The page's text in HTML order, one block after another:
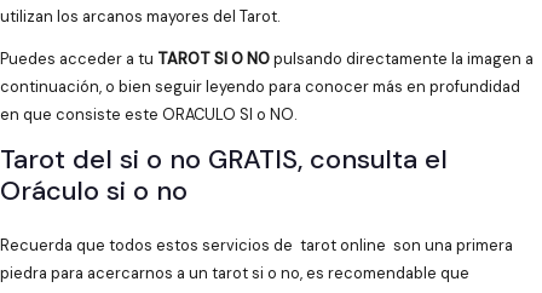
utilizan los arcanos mayores del Tarot.
Puedes acceder a tu TAROT SI O NOpulsando directamente la imagen a
continuación, o bien seguir leyendo para conocer más en profundidad
en que consiste este ORACULO SI o NO.
Tarot del si o no GRATIS, consulta el
Oráculo si o no
Recuerda que todos estos servicios de tarot online son una primera
piedra para acercarnos a un tarot si o no, es recomendable que